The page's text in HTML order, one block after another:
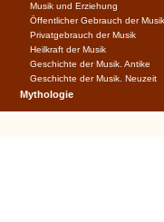
Musik und Erziehung
Öffentlicher Gebrauch der Musik
Privatgebrauch der Musik
Heilkraft der Musik
Geschichte der Musik. Antike
Geschichte der Musik. Neuzeit
Mythologie